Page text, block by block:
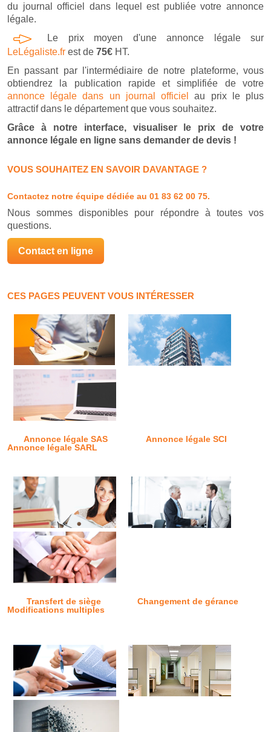
du journal officiel dans lequel est publiée votre annonce
légale.
Le prix moyen d'une annonce légale sur
LeLégaliste.fr est de 75€ HT.
En passant par l'intermédiaire de notre plateforme, vous
obtiendrez la publication rapide et simplifiée de votre
annonce légale dans un journal officiel
au prix le plus
attractif dans le département que vous souhaitez.
Grâce à notre interface, visualiser le prix de votre
annonce légale en ligne sans demander de devis !
VOUS SOUHAITEZ EN SAVOIR DAVANTAGE ?
Contactez notre équipe dédiée au 01 83 62 00 75.
Nous sommes disponibles pour répondre à toutes vos
questions.
Contact en ligne
CES PAGES PEUVENT VOUS INTÉRESSER
Annonce légale SAS
Annonce légale SCI
Annonce légale SARL
Transfert de siège
Changement de gérance
Modifications multiples